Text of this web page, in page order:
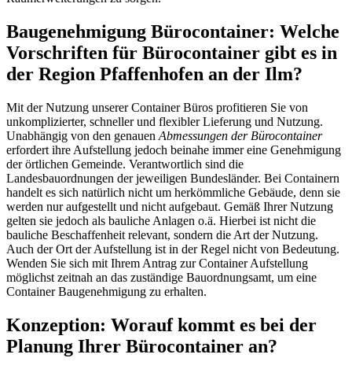
Baugenehmigung Bürocontainer: Welche
Vorschriften für Bürocontainer gibt es in
der Region Pfaffenhofen an der Ilm?
Mit der Nutzung unserer Container Büros profitieren Sie von
unkomplizierter, schneller und flexibler Lieferung und Nutzung.
Unabhängig von den genauen Abmessungen der Bürocontainer
erfordert ihre Aufstellung jedoch beinahe immer eine Genehmigung
der örtlichen Gemeinde. Verantwortlich sind die
Landesbauordnungen der jeweiligen Bundesländer. Bei Containern
handelt es sich natürlich nicht um herkömmliche Gebäude, denn sie
werden nur aufgestellt und nicht aufgebaut. Gemäß Ihrer Nutzung
gelten sie jedoch als bauliche Anlagen o.ä. Hierbei ist nicht die
bauliche Beschaffenheit relevant, sondern die Art der Nutzung.
Auch der Ort der Aufstellung ist in der Regel nicht von Bedeutung.
Wenden Sie sich mit Ihrem Antrag zur Container Aufstellung
möglichst zeitnah an das zuständige Bauordnungsamt, um eine
Container Baugenehmigung zu erhalten.
Konzeption: Worauf kommt es bei der
Planung Ihrer Bürocontainer an?